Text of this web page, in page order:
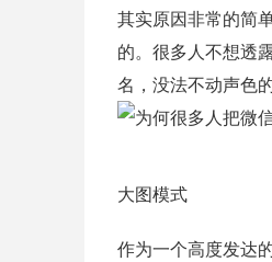
其实原因非常的简
的。很多人不想透
名，没法不动声色
大图模式
作为一个高度发达